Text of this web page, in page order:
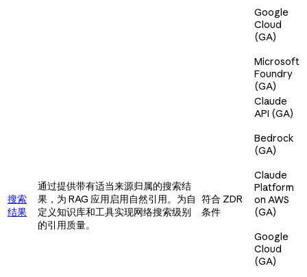
Google
Cloud
(GA)
Microsoft
Foundry
(GA)
搜索
结果
通过提供带有适当来源归属的搜索结
果，为 RAG 应用启用自然引用。为自
定义知识库和工具实现网络搜索级别
的引用质量。
符合 ZDR
条件
Claude
API (GA)
Bedrock
(GA)
Claude
Platform
on AWS
(GA)
Google
Cloud
(GA)